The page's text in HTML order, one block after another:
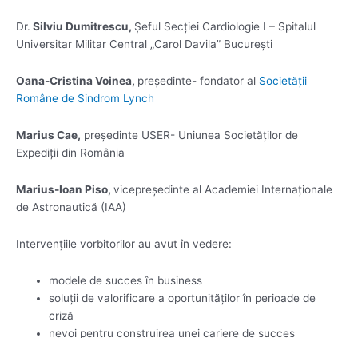
Dr. Silviu Dumitrescu, Șeful Secției Cardiologie I – Spitalul
Universitar Militar Central „Carol Davila” București
Oana-Cristina Voinea, președinte- fondator al Societății
Române de Sindrom Lynch
Marius Cae, președinte USER- Uniunea Societăților de
Expediții din România
Marius-Ioan Piso, vicepreședinte al Academiei Internaționale
de Astronautică (IAA)
Intervențiile vorbitorilor au avut în vedere:
modele de succes în business
soluții de valorificare a oportunităților în perioade de
criză
nevoi pentru construirea unei cariere de succes